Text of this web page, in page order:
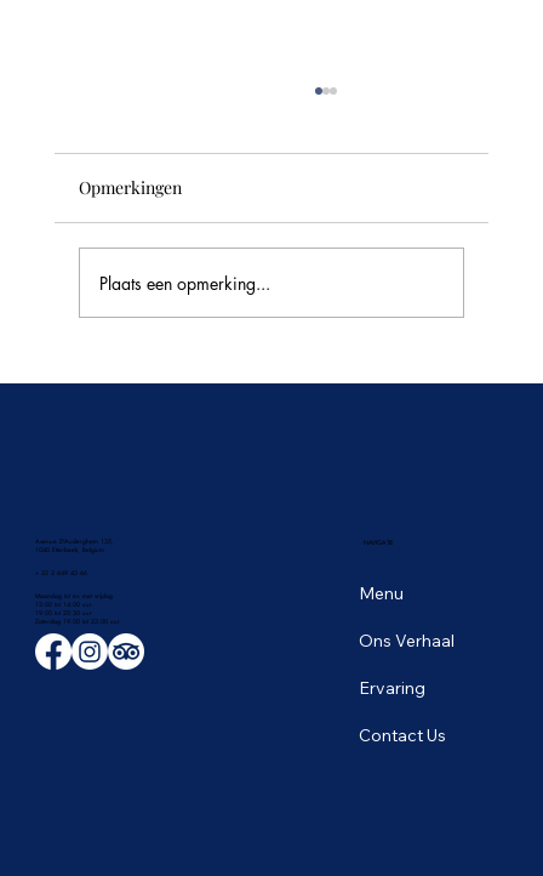
Opmerkingen
Plaats een opmerking...
Avenue D'Auderghem 135,
1040 Etterbeek, Belgium
+ 32 2 649 43 66
Maandag tot en met vrijdag
12:00 tot 14:00 uur
19:00 tot 22:30 uur
​Zaterdag 19:00 tot 23:00 uur
Menu
Ons Verhaal
Ervaring
Contact Us
NAVIGATIE